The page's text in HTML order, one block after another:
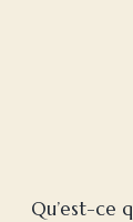
Qu’est-ce